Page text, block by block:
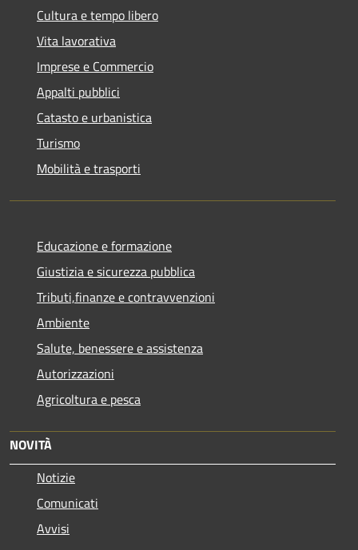
Cultura e tempo libero
Vita lavorativa
Imprese e Commercio
Appalti pubblici
Catasto e urbanistica
Turismo
Mobilità e trasporti
Educazione e formazione
Giustizia e sicurezza pubblica
Tributi,finanze e contravvenzioni
Ambiente
Salute, benessere e assistenza
Autorizzazioni
Agricoltura e pesca
NOVITÀ
Notizie
Comunicati
Avvisi